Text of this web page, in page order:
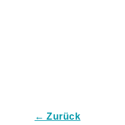
← Zurück